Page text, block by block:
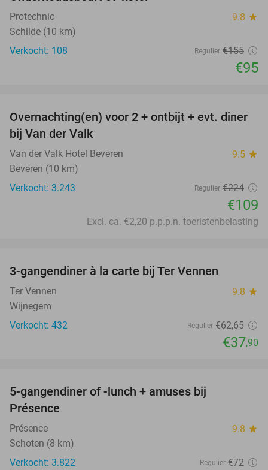
Protechnic 9.8 star
Schilde (10 km)
Verkocht: 108
Regulier €155
€95
51%
Overnachting(en) voor 2 + ontbijt + evt. diner
bij Van der Valk
Van der Valk Hotel Beveren 9.5 star
Beveren (10 km)
Verkocht: 3.243
Regulier €224
€109
Excl. ca. €2,20 p.p.p.n. toeristenbelasting
3-gangendiner à la carte bij Ter Vennen
Ter Vennen 9.8 star
Wijnegem
Verkocht: 432
Regulier €62,65
€37,90
5-gangendiner of -lunch + amuses bij
Présence
Présence 9.8 star
Schoten (8 km)
Verkocht: 3.822
Regulier €72